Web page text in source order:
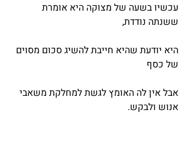
עכשיו בשעה של מצוקה היא אומרת
ששנתה נודדת,
היא יודעת שהיא חייבת להשיג סכום מסוים
של כסף
אבל אין לה האומץ לגשת למחלקת משאבי
אנוש ולבקש.